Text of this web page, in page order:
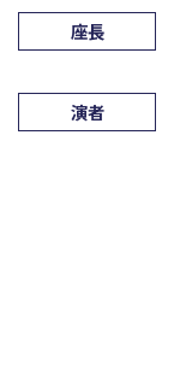
座長
演者